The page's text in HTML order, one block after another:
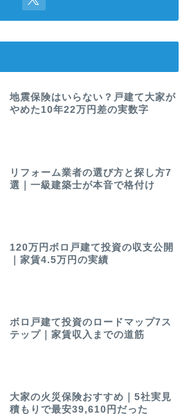
地震保険はいらない？戸建て大家が
やめた10年22万円差の実数字
リフォーム業者の選び方と探し方7
選｜一級建築士が本音で格付け
120万円ボロ戸建て投資の収支公開
｜家賃4.5万円の実績
ボロ戸建て投資のロードマップ7ス
テップ｜家賃収入までの道筋
大家の火災保険おすすめ｜5社実見
積もりで最安39,610円だった